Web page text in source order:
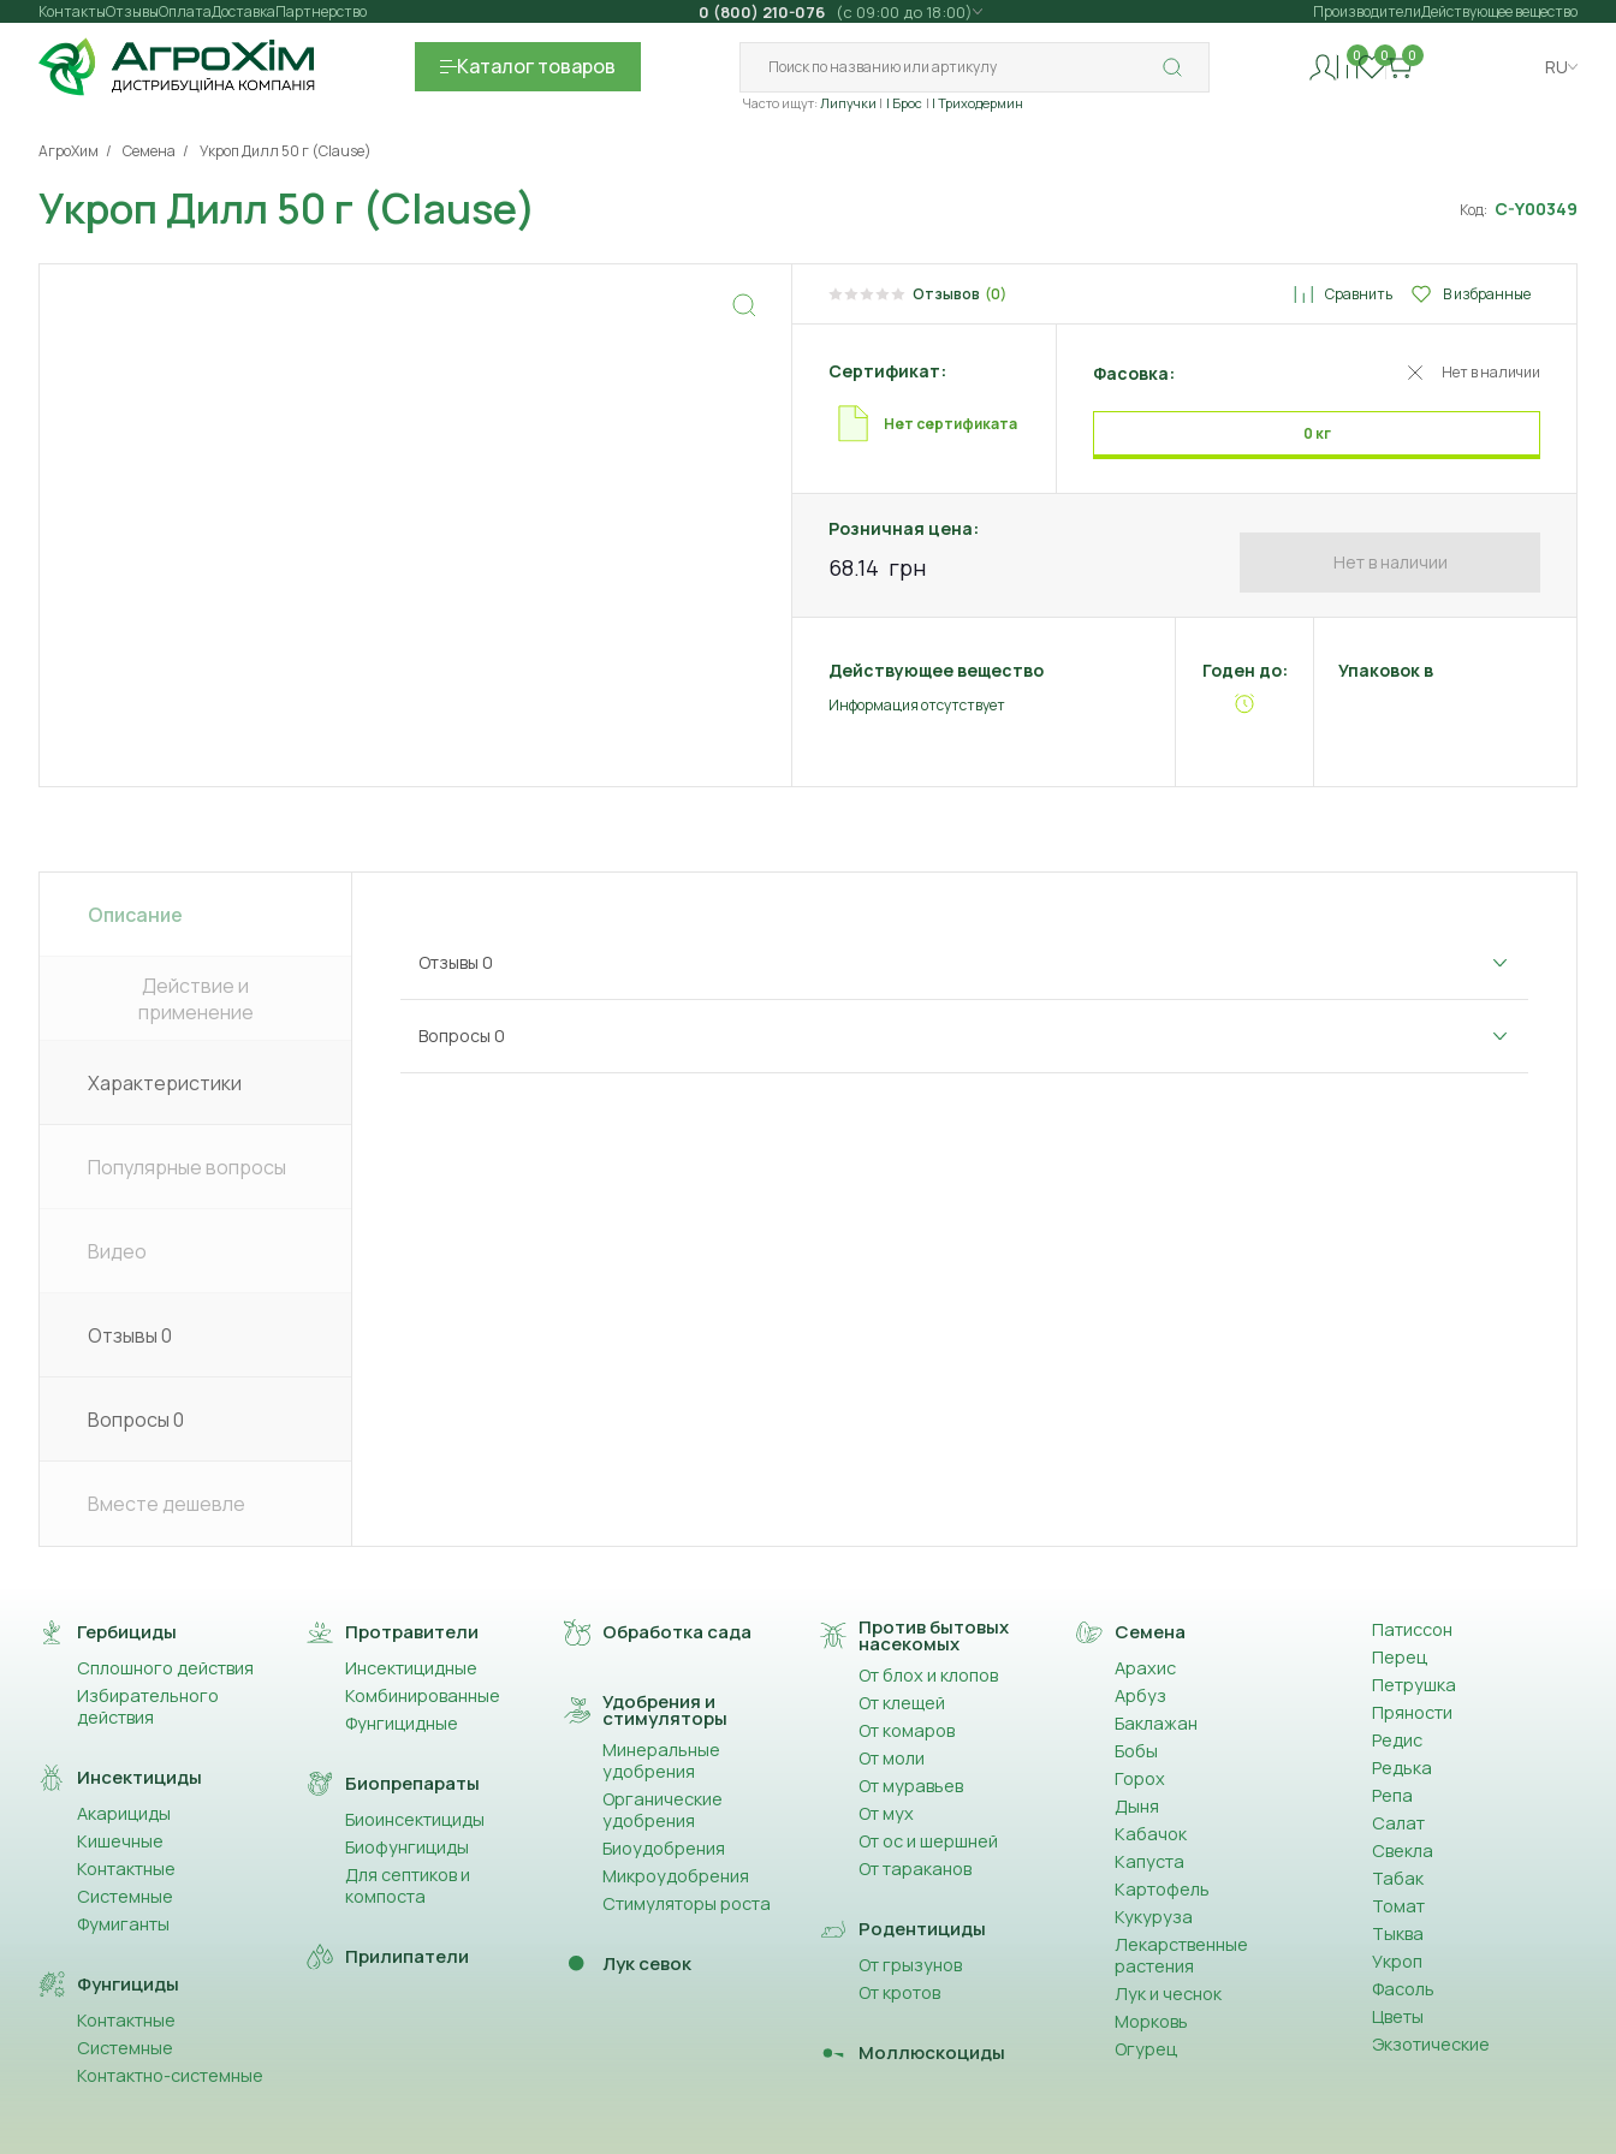
Контакты Оплата
Отзывы ДоставкаПартнерство 0 (800) 210-076 (с 09:00 до 18:00) ПроизводителиДействующее вещество
Каталогтоваров
Часто ищут: Липучки | Брос | Триходермин
0 0 0
RU
АгроХим Семена Укроп Дилл 50 г (Clause)
Укроп Дилл 50 г (Clause) Код: C-Y00349
Отзывов (0) Сравнить В избранные
Сертификат:
Нет сертификата
Фасовка: Нет в наличии
0 кг
Розничная цена:
68.14 грн Нет в наличии
Действующее вещество
Информация отсутствует
Годен до: Упаковок в
Описание
Действие и
применение
Характеристики
Популярные вопросы
Видео
Отзывы0
Вопросы0
Вместе дешевле
Отзывы 0
Вопросы 0
Гербициды
Сплошного действия
Избирательного
действия
Инсектициды
Акарициды
Кишечные
Контактные
Системные
Фумиганты
Фунгициды
Контактные
Системные
Контактно-системные
Протравители
Инсектицидные
Комбинированные
Фунгицидные
Биопрепараты
Биоинсектициды
Биофунгициды
Для септиков и
компоста
Прилипатели
Обработка сада
Удобрения и
стимуляторы
Минеральные
удобрения
Органические
удобрения
Биоудобрения
Микроудобрения
Стимуляторы роста
Лук севок
Против бытовых
насекомых
От блох и клопов
От клещей
От комаров
От моли
От муравьев
От мух
От ос и шершней
От тараканов
Родентициды
От грызунов
От кротов
Моллюскоциды
Семена
Арахис
Арбуз
Баклажан
Бобы
Горох
Дыня
Кабачок
Капуста
Картофель
Кукуруза
Лекарственные
растения
Лук и чеснок
Морковь
Огурец
Патиссон
Перец
Петрушка
Пряности
Редис
Редька
Репа
Салат
Свекла
Табак
Томат
Тыква
Укроп
Фасоль
Цветы
Экзотические